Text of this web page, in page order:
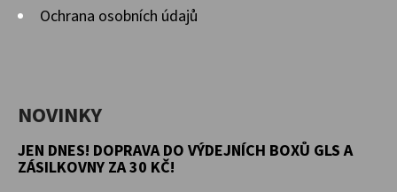
Ochrana osobních údajů
NOVINKY
JEN DNES! DOPRAVA DO VÝDEJNÍCH BOXŮ GLS A
ZÁSILKOVNY ZA 30 KČ!